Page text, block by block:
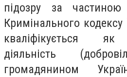
підозру за
Кримінального кодексу
кваліфікується як
діяльність
громадянином